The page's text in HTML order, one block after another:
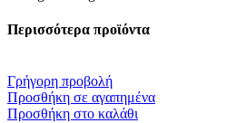
Περισσότερα προϊόντα
Γρήγορη προβολή
Προσθήκη σε αγαπημένα
Προσθήκη στο καλάθι